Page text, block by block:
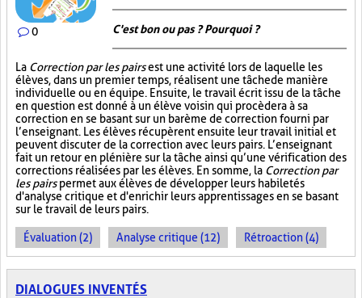
0 C'est bon ou pas ? Pourquoi ?
La Correction par les pairsest une activité lors de laquelle les
élèves, dans un premier temps, réalisent une tâche de manière
individuelle ou en équipe. Ensuite, le travail écrit issu de la tâche
en question est donné à un élève voisin qui procèdera à sa
correction en se basant sur un barème de correction fourni par
l’enseignant. Les élèves récupèrent ensuite leur travail initial et
peuvent discuter de la correction avec leurs pairs. L’enseignant
fait un retour en plénière sur la tâche ainsi qu’une vérification des
corrections réalisées par les élèves. En somme, la Correction par
les pairspermet aux élèves de développer leurs habiletés
d'analyse critique et d'enrichir leurs apprentissages en se basant
sur le travail de leurs pairs.
Évaluation (2) Analyse critique (12) Rétroaction (4)
DIALOGUES INVENTÉS